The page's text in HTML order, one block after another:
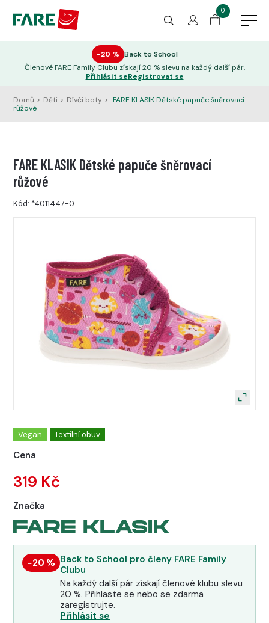
0
−20 % Back to School
Členové FARE Family Clubu získají 20 % slevu na každý další pár.
Přihlásit seRegistrovat se
Domů > Děti > Dívčí boty > FARE KLASIK Dětské papuče šněrovací
růžové
FARE KLASIK Dětské papuče šněrovací
růžové
Kód: *4011447-0
Vegan Textilní obuv
Cena
319 Kč
Značka
−20 % Back to School pro členy FARE Family
Clubu
Na každý další pár získají členové klubu slevu
20 %. Přihlaste se nebo se zdarma
zaregistrujte.
Přihlásit se